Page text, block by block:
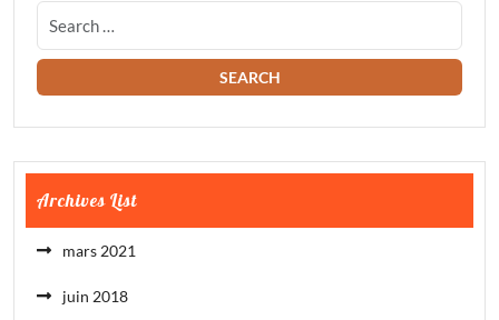
Archives List
mars 2021
juin 2018